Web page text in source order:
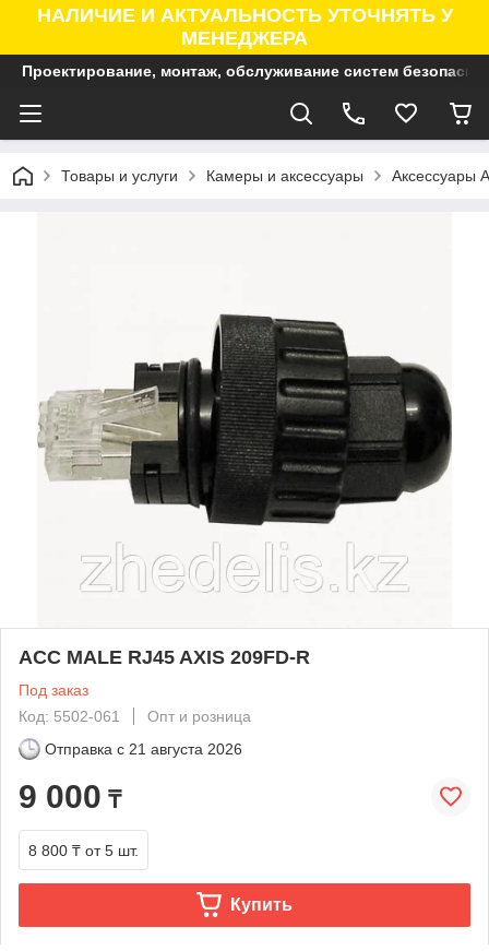
НАЛИЧИЕ И АКТУАЛЬНОСТЬ УТОЧНЯТЬ У
МЕНЕДЖЕРА
Проектирование, монтаж, обслуживание систем
Товары и услуги Камеры и аксессуары Аксессуары
ACC MALE RJ45 AXIS 209FD-R
Под заказ
Код: 5502-061
Опт и розница
Отправка с 21 августа 2026
9 000 ₸
8 800 ₸ от 5 шт.
Купить